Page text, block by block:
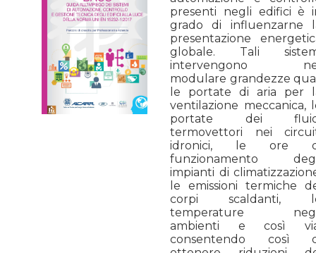
presenti negli edifici è
grado di influenzarne
presentazione
globale. Tali
intervengono
modulare grandezze
le portate di aria per
ventilazione meccanica,
portate dei
termovettori nei
idronici, le ore
funzionamento
impianti di
le emissioni termiche
corpi scaldanti,
temperature
ambienti e così
consentendo così